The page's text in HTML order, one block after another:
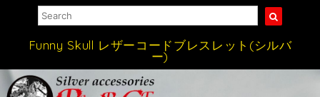
Funny Skull レザーコードブレスレット(シルバ
ー)